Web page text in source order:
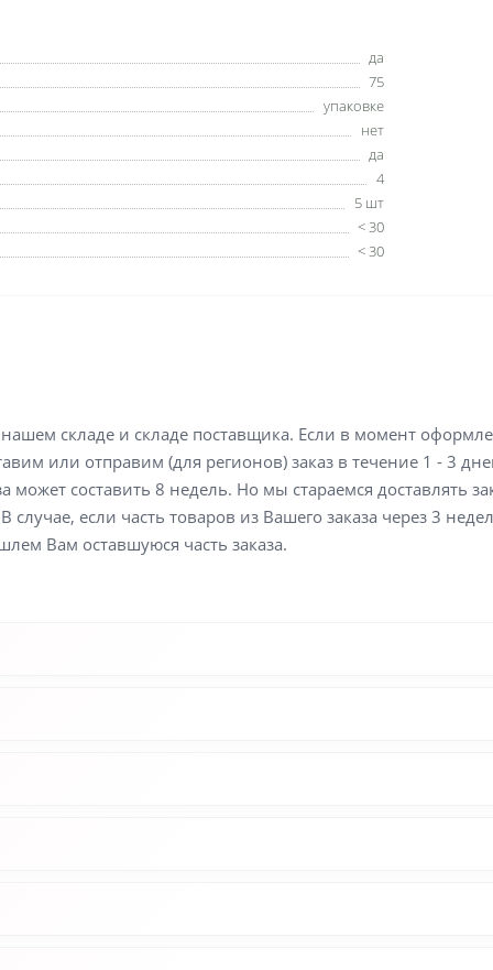
да
75
упаковке
нет
да
4
5 шт
< 30
< 30
нашем складе и складе поставщика. Если в момент
или отправим (для регионов) заказ в течение 1 - 3
составить 8 недель. Но мы стараемся доставлять
если часть товаров из Вашего заказа через 3
Вам оставшуюся часть заказа.